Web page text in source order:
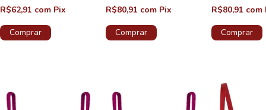
R$62,91 com Pix
Comprar
R$80,91 com Pix
Comprar
R$80,91 com
Comprar